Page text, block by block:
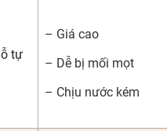
tự
– Giá cao
– Dễ bị mối mọt
– Chịu nước kém